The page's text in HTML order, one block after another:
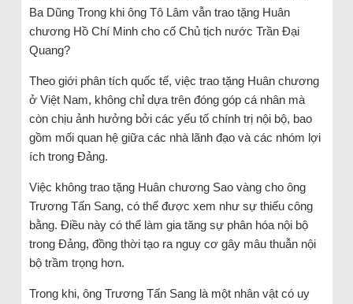
Ba Dũng Trong khi ông Tô Lâm vẫn trao tặng Huân
chương Hồ Chí Minh cho cố Chủ tịch nước Trần Đại
Quang?
Theo giới phân tích quốc tế, việc trao tặng Huân chương
ở Việt Nam, không chỉ dựa trên đóng góp cá nhân mà
còn chịu ảnh hưởng bởi các yếu tố chính trị nội bộ, bao
gồm mối quan hệ giữa các nhà lãnh đạo và các nhóm lợi
ích trong Đảng.
Việc không trao tặng Huân chương Sao vàng cho ông
Trương Tấn Sang, có thể được xem như sự thiếu công
bằng. Điều này có thể làm gia tăng sự phân hóa nội bộ
trong Đảng, đồng thời tạo ra nguy cơ gây mâu thuẫn nội
bộ trầm trọng hơn.
Trong khi, ông Trương Tấn Sang là một nhân vật có uy